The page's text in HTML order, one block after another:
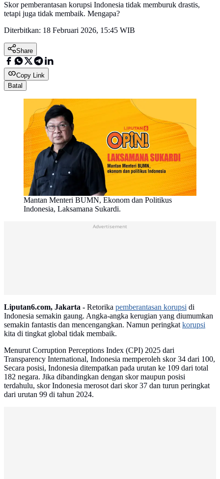
Skor pemberantasan korupsi Indonesia tidak memburuk drastis,
tetapi juga tidak membaik. Mengapa?
Diterbitkan: 18 Februari 2026, 15:45 WIB
Share
Copy Link
Batal
Mantan Menteri BUMN, Ekonom dan Politikus
Indonesia, Laksamana Sukardi.
Advertisement
Liputan6.com, Jakarta - Retorika pemberantasan korupsi di
Indonesia semakin gaung. Angka-angka kerugian yang diumumkan
semakin fantastis dan mencengangkan. Namun peringkatkorupsi
kita di tingkat global tidak membaik.
Menurut Corruption Perceptions Index (CPI) 2025 dari
Transparency International, Indonesia memperoleh skor 34 dari 100,
Secara posisi, Indonesia ditempatkan pada urutan ke 109 dari total
182 negara. Jika dibandingkan dengan skor maupun posisi
terdahulu, skor Indonesia merosot dari skor 37 dan turun peringkat
dari urutan 99 di tahun 2024.